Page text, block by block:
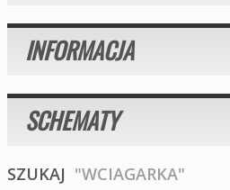
INFORMACJA
SCHEMATY
SZUKAJ "WCIAGARKA"